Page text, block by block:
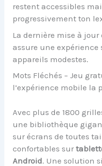
restent accessibles
progressivement ton
La dernière mise à jour
assure une expérience
appareils modestes.
Mots Fléchés – Jeu
l’expérience mobile la
Avec plus de 1800
une bibliothèque
sur écrans de toutes
confortables sur
Android. Une solution